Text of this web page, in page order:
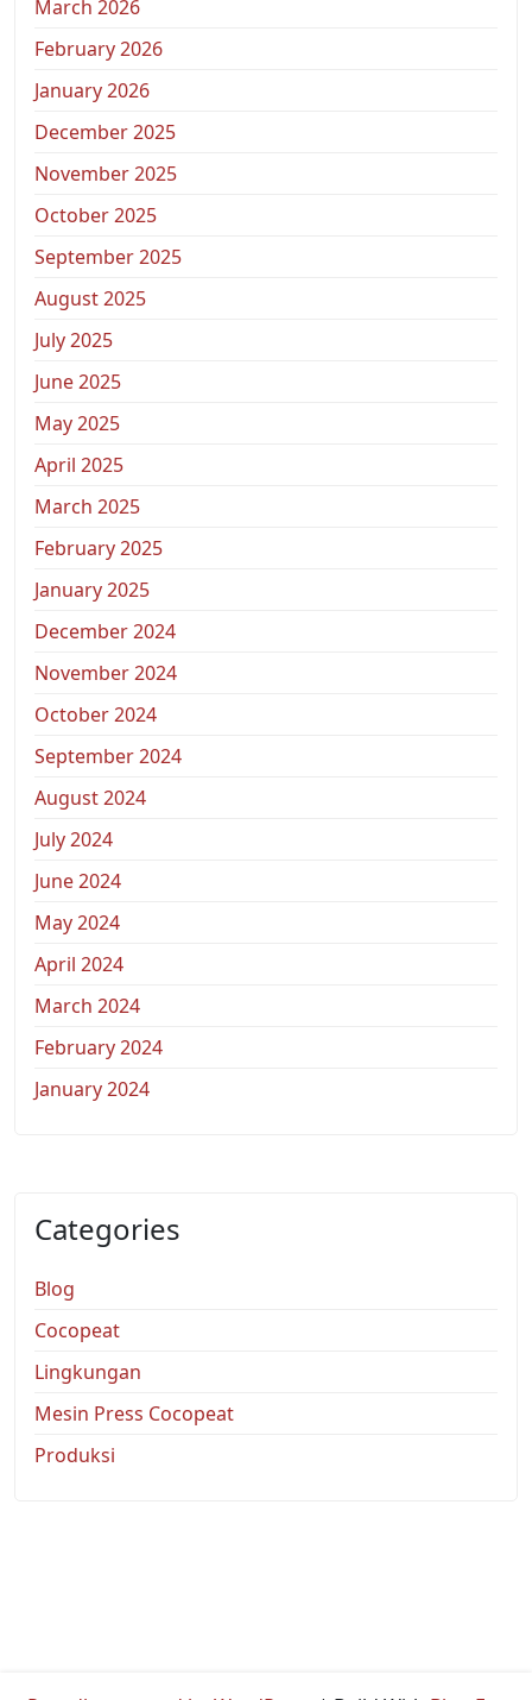
March 2026
February 2026
January 2026
December 2025
November 2025
October 2025
September 2025
August 2025
July 2025
June 2025
May 2025
April 2025
March 2025
February 2025
January 2025
December 2024
November 2024
October 2024
September 2024
August 2024
July 2024
June 2024
May 2024
April 2024
March 2024
February 2024
January 2024
Categories
Blog
Cocopeat
Lingkungan
Mesin Press Cocopeat
Produksi